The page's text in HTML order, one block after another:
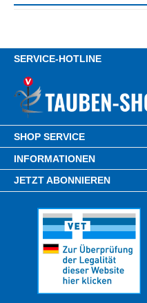
SERVICE-HOTLINE
SHOP SERVICE
INFORMATIONEN
JETZT ABONNIEREN